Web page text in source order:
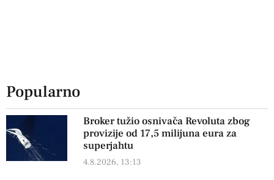
Popularno
Broker tužio osnivača Revoluta zbog
provizije od 17,5 milijuna eura za
superjahtu
4.8.2026, 13:13